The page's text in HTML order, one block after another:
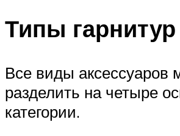
Типы гарнитур
Все виды аксессуаров
разделить на четыре
категории.